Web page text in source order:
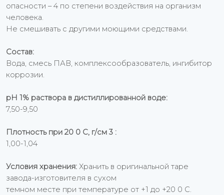
опасности – 4 по степени воздействия на организм
человека.
Не смешивать с другими моющими средствами.
Состав:
Вода, смесь ПАВ, комплексообразователь, ингибитор
коррозии.
рН 1% раствора в дистиллированной воде:
7,50-9,50
Плотность при 20 0 С, г/см 3 :
1,00-1,04
Условия хранения: Хранить в оригинальной таре
завода-изготовителя в сухом
темном месте при температуре от +1 до +20 0 С.